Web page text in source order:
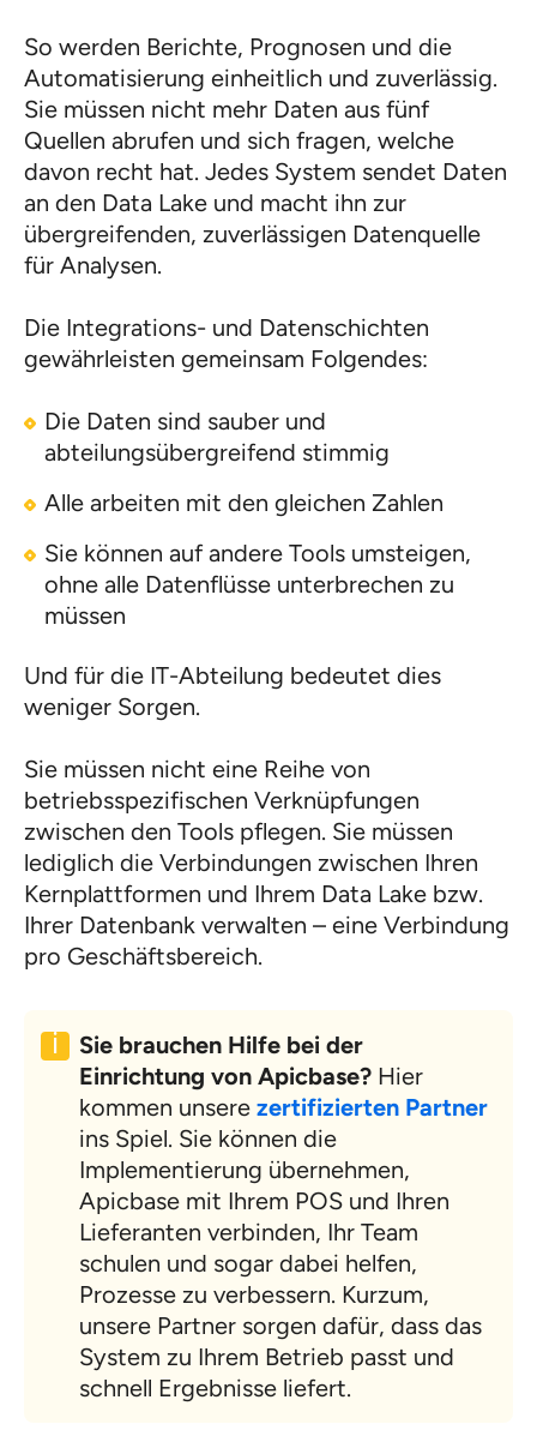
So werden Berichte, Prognosen und die
Automatisierung einheitlich und zuverlässig.
Sie müssen nicht mehr Daten aus fünf
Quellen abrufen und sich fragen, welche
davon recht hat. Jedes System sendet Daten
an den Data Lake und macht ihn zur
übergreifenden, zuverlässigen Datenquelle
für Analysen.
Die Integrations- und Datenschichten
gewährleisten gemeinsam Folgendes:
Die Daten sind sauber und
abteilungsübergreifend stimmig
Alle arbeiten mit den gleichen Zahlen
Sie können auf andere Tools umsteigen,
ohne alle Datenflüsse unterbrechen zu
müssen
Und für die IT-Abteilung bedeutet dies
weniger Sorgen.
Sie müssen nicht eine Reihe von
betriebsspezifischen Verknüpfungen
zwischen den Tools pflegen. Sie müssen
lediglich die Verbindungen zwischen Ihren
Kernplattformen und Ihrem Data Lake bzw.
Ihrer Datenbank verwalten – eine Verbindung
pro Geschäftsbereich.
Sie brauchen Hilfe bei der
Einrichtung von Apicbase? Hier
kommen unsere zertifizierten Partner
ins Spiel. Sie können die
Implementierung übernehmen,
Apicbase mit Ihrem POS und Ihren
Lieferanten verbinden, Ihr Team
schulen und sogar dabei helfen,
Prozesse zu verbessern. Kurzum,
unsere Partner sorgen dafür, dass das
System zu Ihrem Betrieb passt und
schnell Ergebnisse liefert.